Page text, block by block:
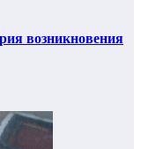
возникновения